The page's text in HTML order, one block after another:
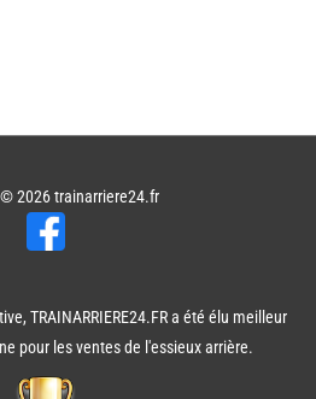
2026trainarriere24.fr
TRAINARRIERE24.FR a été élu meilleur
pour les ventes de l'essieux arrière.